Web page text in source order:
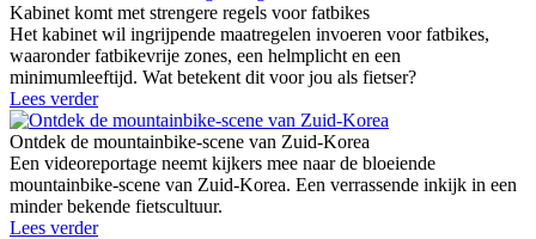
Kabinet komt met strengere regels voor fatbikes
Het kabinet wil ingrijpende maatregelen invoeren voor fatbikes,
waaronder fatbikevrije zones, een helmplicht en een
minimumleeftijd. Wat betekent dit voor jou als fietser?
Lees verder
Ontdek de mountainbike-scene van Zuid-Korea
Een videoreportage neemt kijkers mee naar de bloeiende
mountainbike-scene van Zuid-Korea. Een verrassende inkijk in een
minder bekende fietscultuur.
Lees verder